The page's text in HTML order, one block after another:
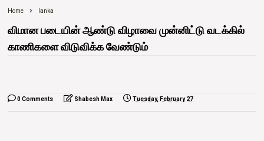
Home lanka
விமான படையின் ஆண்டு விழாவை முன்னிட்டு வடக்கில்
காணிகளை விடுவிக்க வேண்டும்
0 Comments Shabesh Max Tuesday, February 27